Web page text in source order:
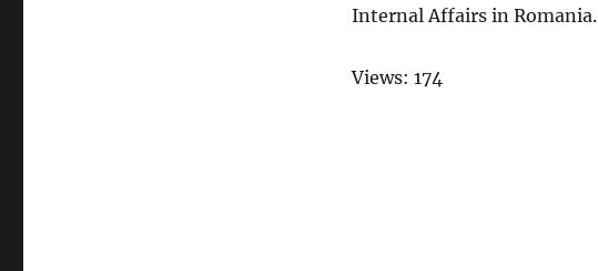
Internal Affairs in Romania.
Views: 174